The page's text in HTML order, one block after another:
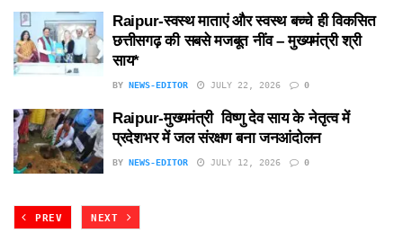
Raipur-स्वस्थ माताएं और स्वस्थ बच्चे ही विकसित
छत्तीसगढ़ की सबसे मजबूत नींव – मुख्यमंत्री श्री
साय*
BY NEWS-EDITOR JULY 22, 2026 0
Raipur-मुख्यमंत्री विष्णु देव साय के नेतृत्व में
प्रदेशभर में जल संरक्षण बना जनआंदोलन
BY NEWS-EDITOR JULY 12, 2026 0
PREV NEXT